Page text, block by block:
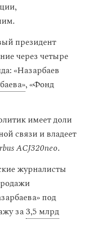
президент
через четыре
«Назарбаев
, «Фонд
имеет доли
связи и владеет
ACJ320neo.
журналисты
под
за3,5 млрд